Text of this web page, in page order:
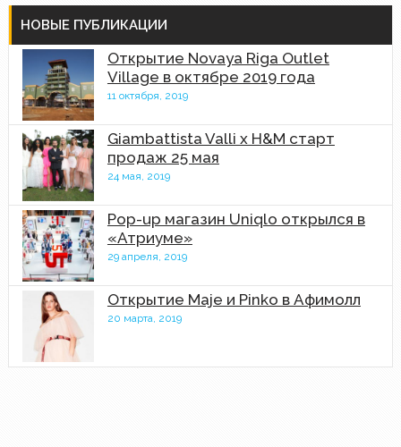
НОВЫЕ ПУБЛИКАЦИИ
Открытие Novaya Riga Outlet
Village в октябре 2019 года
11 октября, 2019
Giambattista Valli x H&M старт
продаж 25 мая
24 мая, 2019
Pop-up магазин Uniqlo открылся в
«Атриуме»
29 апреля, 2019
Открытие Maje и Pinko в Афимолл
20 марта, 2019